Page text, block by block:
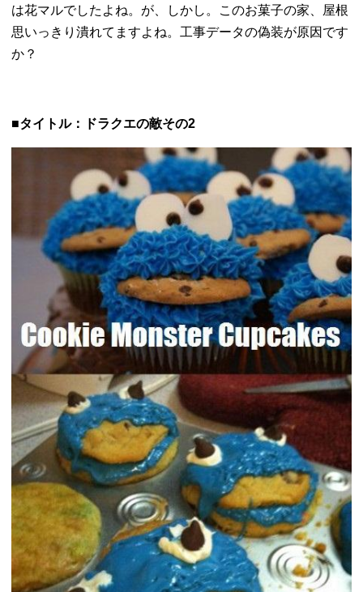
は花マルでしたよね。が、しかし。
このお菓子の家、屋根
思いっきり潰れてますよね。 工事データの偽装が原因です
か？
■タイトル：ドラクエの敵その2